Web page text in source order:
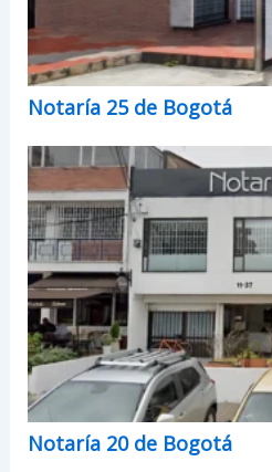
Notaría 25 de Bogotá
Notaría 20 de Bogotá